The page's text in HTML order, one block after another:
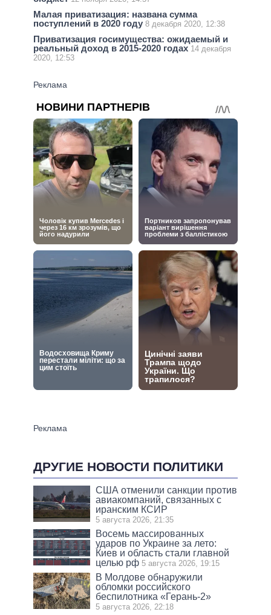
Малая приватизация: названа сумма
поступлений в 2020 году 8 декабря 2020, 12:38
Приватизация госимущества: ожидаемый и
реальный доход в 2015-2020 годах 14 декабря
2020, 12:53
ДРУГИЕ НОВОСТИ ПОЛИТИКИ
США отменили санкции против
авиакомпаний, связанных с
иранским КСИР
5 августа 2026, 21:35
Восемь массированных
ударов по Украине за лето:
Киев и область стали главной
целью рф 5 августа 2026, 19:15
В Молдове обнаружили
обломки российского
беспилотника «Герань-2»
5 августа 2026, 22:18